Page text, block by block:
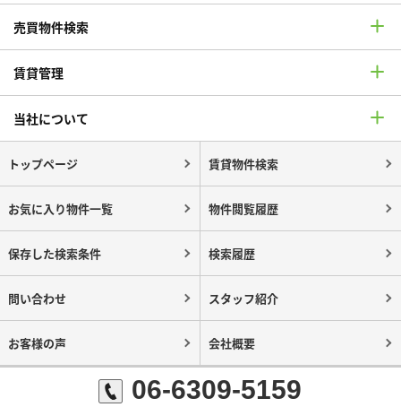
売買物件検索
賃貸管理
当社について
トップページ 賃貸物件検索
お気に入り物件一覧 物件閲覧履歴
保存した検索条件 検索履歴
問い合わせ スタッフ紹介
お客様の声 会社概要
06-6309-5159